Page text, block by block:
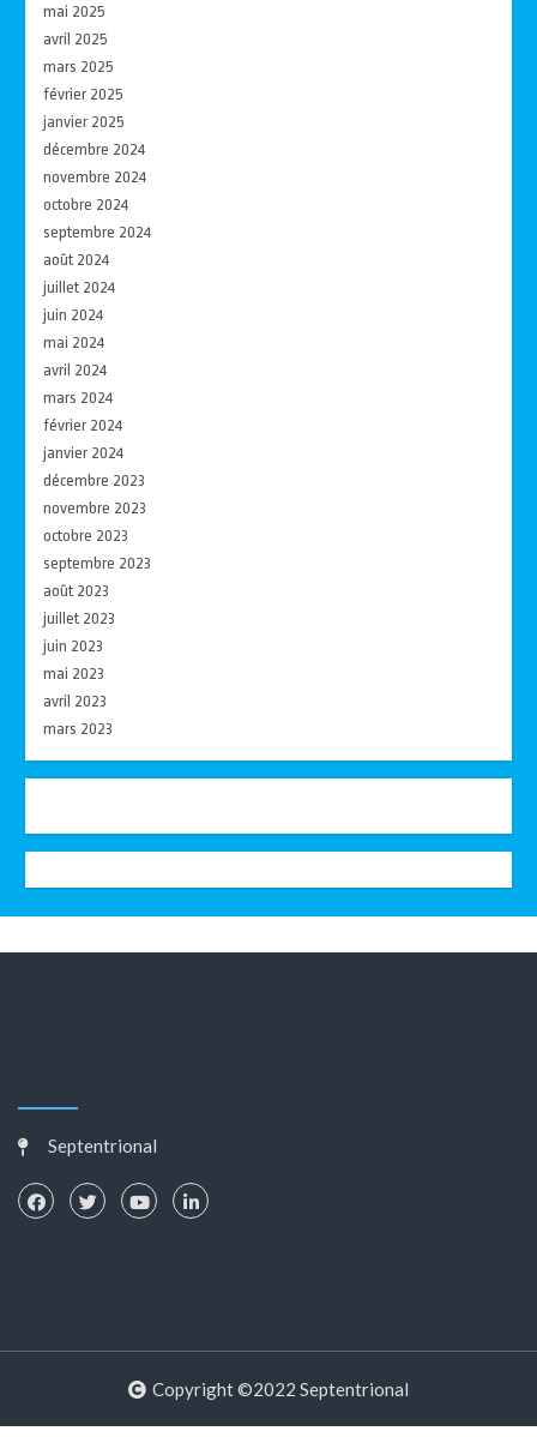
mai 2025
avril 2025
mars 2025
février 2025
janvier 2025
décembre 2024
novembre 2024
octobre 2024
septembre 2024
août 2024
juillet 2024
juin 2024
mai 2024
avril 2024
mars 2024
février 2024
janvier 2024
décembre 2023
novembre 2023
octobre 2023
septembre 2023
août 2023
juillet 2023
juin 2023
mai 2023
avril 2023
mars 2023
Septentrional
Copyright ©2022 Septentrional